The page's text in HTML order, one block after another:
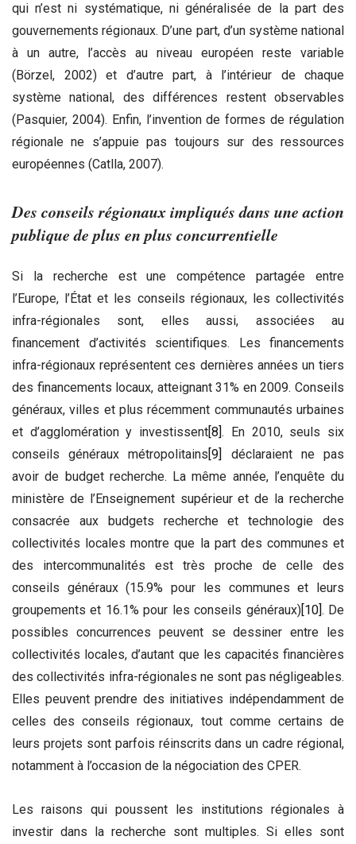
qui n’est ni systématique, ni généralisée de la part des
gouvernements régionaux. D’une part, d’un système national
à un autre, l’accès au niveau européen reste variable
(Börzel, 2002) et d’autre part, à l’intérieur de chaque
système national, des différences restent observables
(Pasquier, 2004). Enfin, l’invention de formes de régulation
régionale ne s’appuie pas toujours sur des ressources
européennes (Catlla, 2007).
Des conseils régionaux impliqués dans une action
publique de plus en plus concurrentielle
Si la recherche est une compétence partagée entre
l’Europe, l’État et les conseils régionaux, les collectivités
infra-régionales sont, elles aussi, associées au
financement d’activités scientifiques. Les financements
infra-régionaux représentent ces dernières années un tiers
des financements locaux, atteignant 31% en 2009. Conseils
généraux, villes et plus récemment communautés urbaines
et d’agglomération y investissent[8]. En 2010, seuls six
conseils généraux métropolitains[9]
déclaraient ne pas
avoir de budget recherche. La même année, l’enquête du
ministère de l’Enseignement supérieur et de la recherche
consacrée aux budgets recherche et technologie des
collectivités locales montre que la part des communes et
des intercommunalités est très proche de celle des
conseils généraux (15.9% pour les communes et leurs
groupements et 16.1% pour les conseils généraux)[10]. De
possibles concurrences peuvent se dessiner entre les
collectivités locales, d’autant que les capacités financières
des collectivités infra-régionales ne sont pas négligeables.
Elles peuvent prendre des initiatives indépendamment de
celles des conseils régionaux, tout comme certains de
leurs projets sont parfois réinscrits dans un cadre régional,
notamment à l’occasion de la négociation des CPER.
Les raisons qui poussent les institutions régionales à
investir dans la recherche sont multiples. Si elles sont